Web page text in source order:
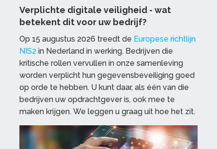
Verplichte digitale veiligheid - wat
betekent dit voor uw bedrijf?
Op 15 augustus 2026 treedt de Europese richtlijn
NIS2 in Nederland in werking. Bedrijven die
kritische rollen vervullen in onze samenleving
worden verplicht hun gegevensbeveiliging goed
op orde te hebben. U kunt daar, als één van die
bedrijven uw opdrachtgever is, ook mee te
maken krijgen. We leggen u graag uit hoe het zit.